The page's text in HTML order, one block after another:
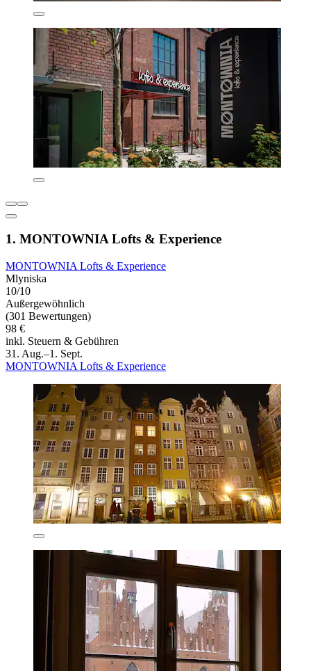
1. MONTOWNIA Lofts & Experience
MONTOWNIA Lofts & Experience
Mlyniska
10/10
Außergewöhnlich
(301 Bewertungen)
98 €
inkl. Steuern & Gebühren
31. Aug.–1. Sept.
MONTOWNIA Lofts & Experience